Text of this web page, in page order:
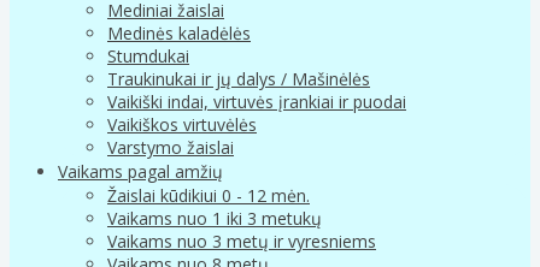
Mediniai žaislai
Medinės kaladėlės
Stumdukai
Traukinukai ir jų dalys / Mašinėlės
Vaikiški indai, virtuvės įrankiai ir puodai
Vaikiškos virtuvėlės
Varstymo žaislai
Vaikams pagal amžių
Žaislai kūdikiui 0 - 12 mėn.
Vaikams nuo 1 iki 3 metukų
Vaikams nuo 3 metų ir vyresniems